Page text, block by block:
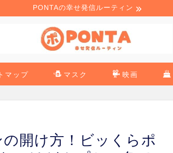
PONTAの幸せ発信ルーティン
マップ マスク 映画
開け方！ビッくらポ